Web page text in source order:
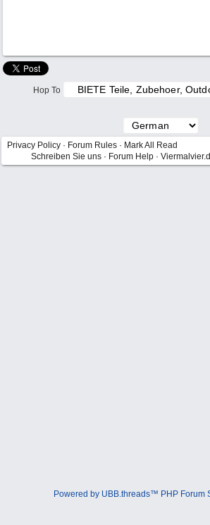
Hop To
Privacy Policy · Forum Rules · Mark All Read
Schreiben Sie uns · Forum Help ·
Powered by UBB.threads™ PHP Forum